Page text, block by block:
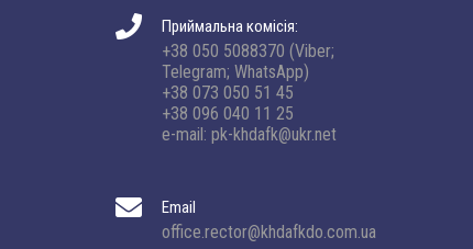
Приймальна комісія:
+38 050 5088370 (Viber;
Telegram; WhatsApp)
+38 073 050 51 45
+38 096 040 11 25
e-mail: pk-khdafk@ukr.net
Email
office.rector@khdafkdo.com.ua